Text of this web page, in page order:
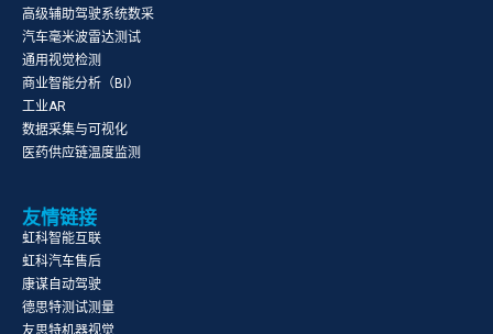
高级辅助驾驶系统数采
汽车毫米波雷达测试
通用视觉检测
商业智能分析（BI）
工业AR
数据采集与可视化
医药供应链温度监测
友情链接
虹科智能互联
虹科汽车售后
康谋自动驾驶
德思特测试测量
友思特机器视觉